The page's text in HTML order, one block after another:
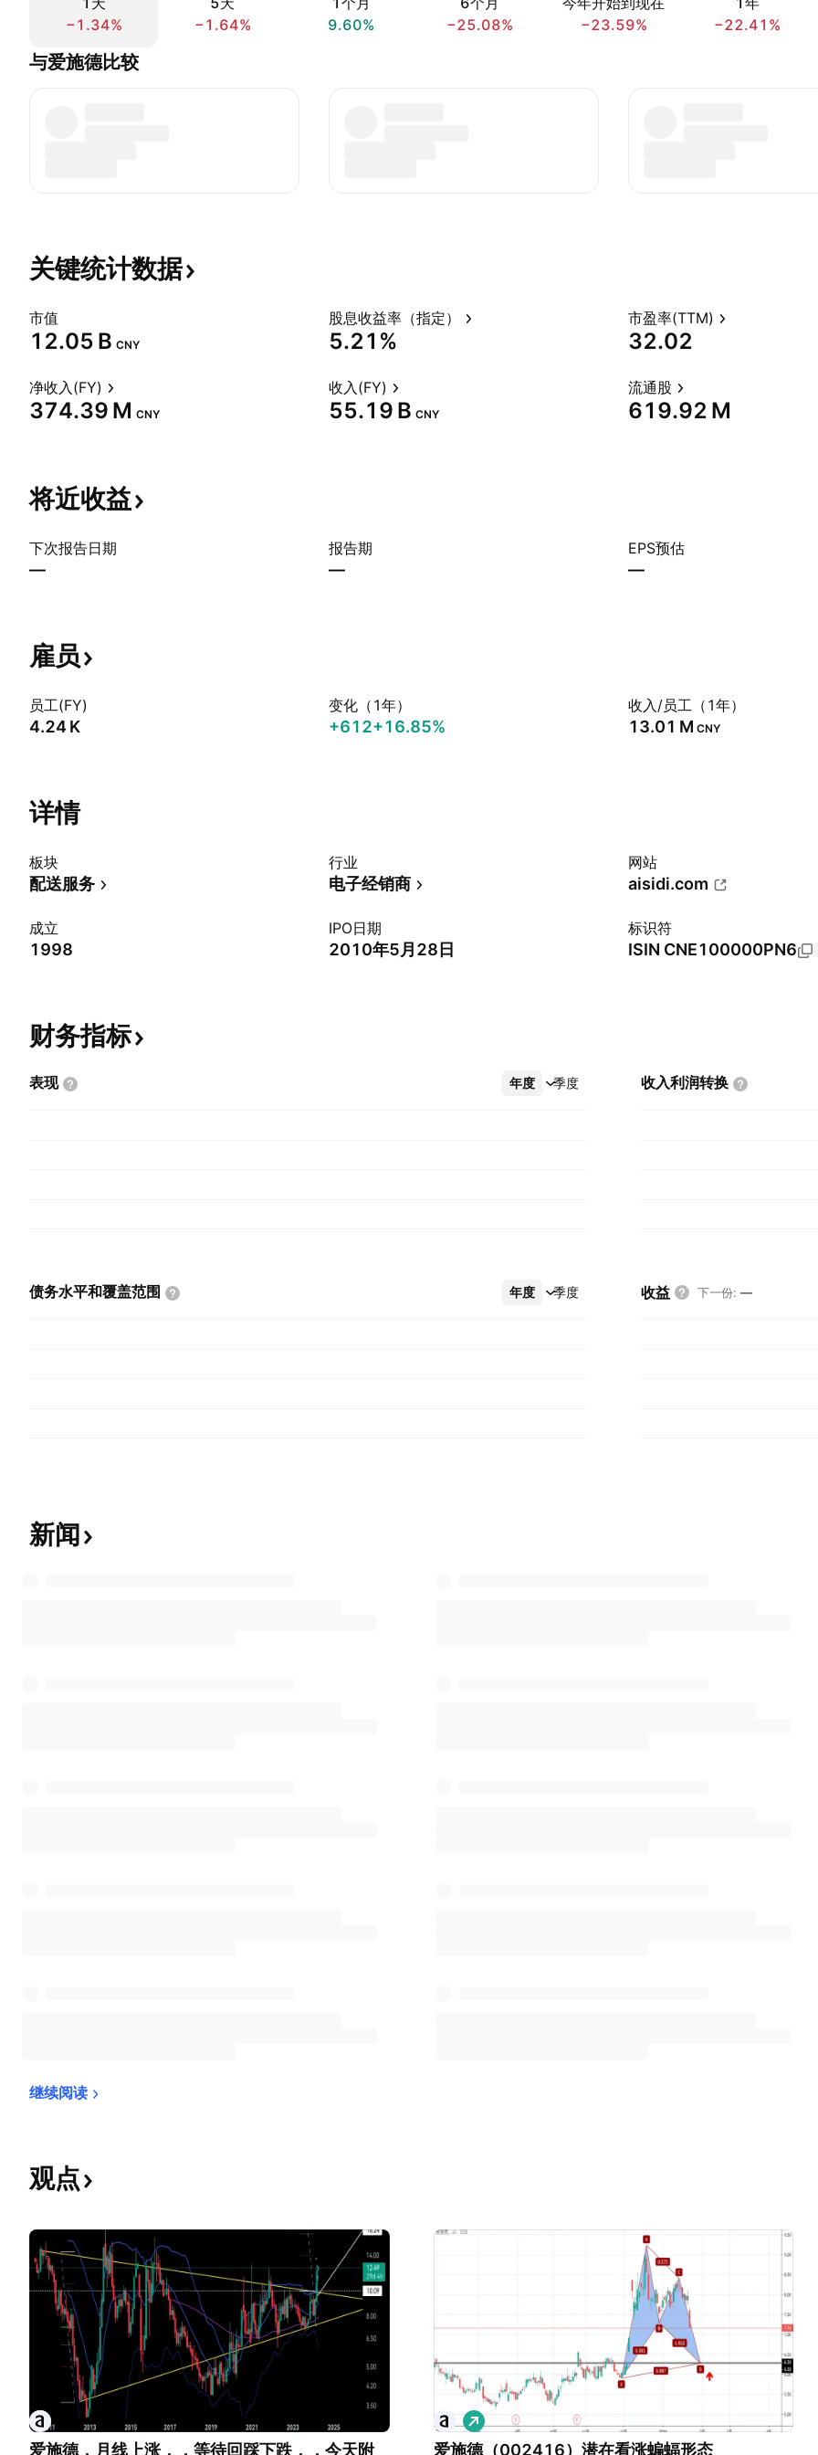
−1.34%
−1.64%
9.60%
−25.08%
−23.59%
−22.41%
与爱施德比较
关键统计数据
市值
‪12.05 B‬ CNY
股息收益率（指定）
5.21%
市盈率(TTM)
32.02
净收入(FY)
‪374.39 M‬ CNY
收入(FY)
‪55.19 B‬ CNY
流通股
‪619.92 M‬
将近收益
下次报告日期
—
报告期
—
EPS预估
—
雇员
员工(FY)
‪4.24 K‬
变化（1年）
+612+16.85%
收入/员工（1年）
‪13.01 M‬ CNY
详情
板块
配送服务
行业
电子经销商
网站
aisidi.com
成立
1998
IPO日期
2010年5月28日
标识符
ISIN CNE100000PN6
财务指标
表现 年度 季度
更多 收入利润转换
债务水平和覆盖范围 年度 季度
更多 收益 下一份: —
新闻
继续阅读
观点
爱施德，月线上涨，，等待回踩下跌，，今天附 爱施德（002416）潜在看涨蝙蝠形态
做
多